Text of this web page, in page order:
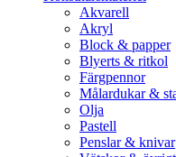
Akvarell
Akryl
Block & papper
Blyerts & ritkol
Färgpennor
Målardukar &
Olja
Pastell
Penslar & knivar